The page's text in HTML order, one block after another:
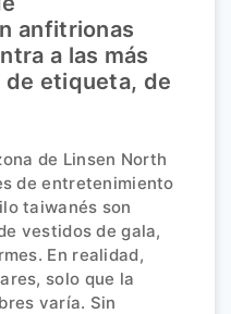
anfitrionas
a las más
de etiqueta, de
de Linsen North
de entretenimiento
taiwanés son
vestidos de gala,
En realidad,
solo que la
varía. Sin